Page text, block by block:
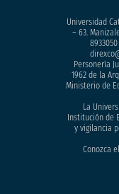
Universidad
– 63.
8933050
Personería
1962 de la
Ministerio de
La
Institución de
y vigilancia
Conozca